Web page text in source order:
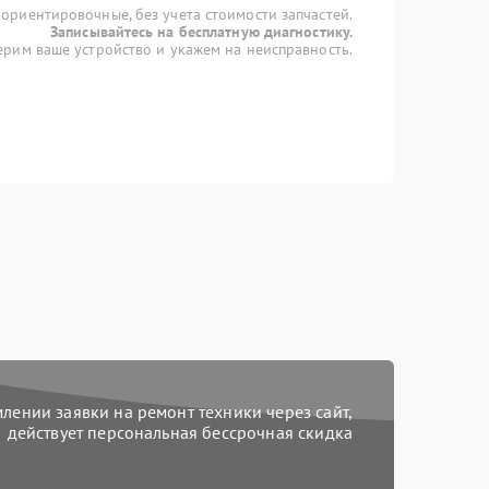
без учета стоимости запчастей.
Записывайтесь на бесплатную диагностику.
ваше устройство и укажем на неисправность.
заявки на ремонт техники через сайт,
действует персональная бессрочная скидка